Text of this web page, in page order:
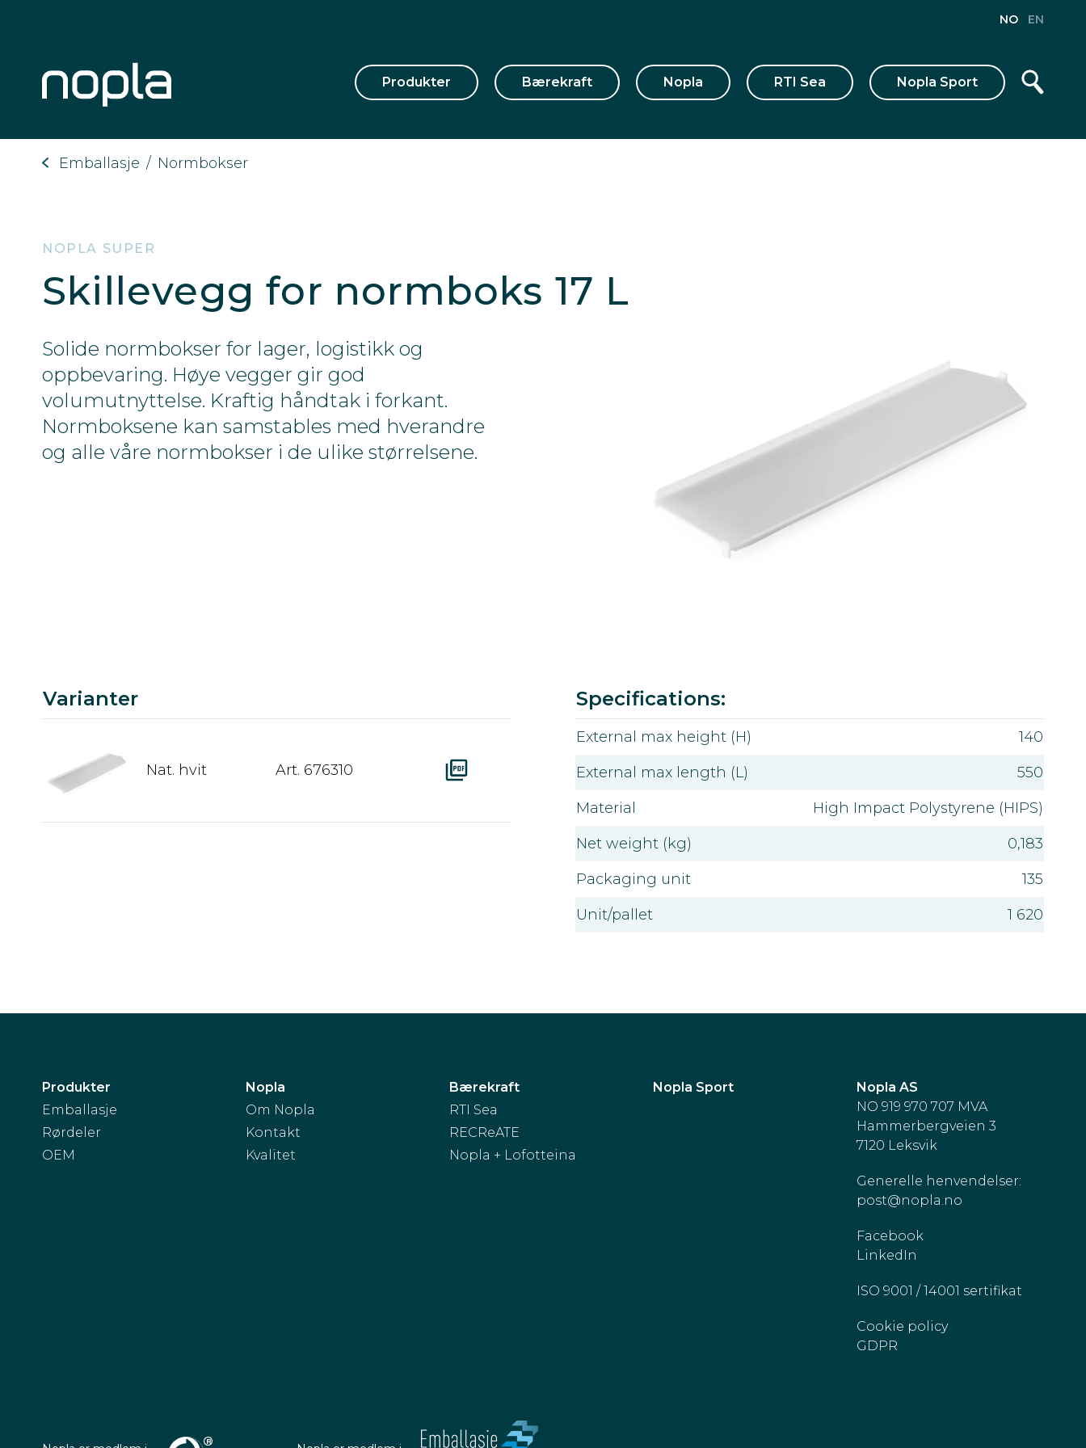
NO EN
Produkter Bærekraft Nopla RTI Sea Nopla Sport
Emballasje / Normbokser
NOPLA SUPER
Skillevegg for normboks 17 L
Solide normbokser for lager, logistikk og
oppbevaring. Høye vegger gir god
volumutnyttelse. Kraftig håndtak i forkant.
Normboksene kan samstables med hverandre
og alle våre normbokser i de ulike størrelsene.
Varianter Article number
Download pdf
Nat. hvit Art. 676310
Specifications:
External max height (H)
140
External max length (L)
550
Material
High Impact Polystyrene (HIPS)
Net weight (kg)
0,183
Packaging unit
135
Unit/pallet
1 620
Produkter
Emballasje
Rørdeler
OEM
Nopla
Om Nopla
Kontakt
Kvalitet
Bærekraft
RTI Sea
RECReATE
Nopla + Lofotteina
Nopla Sport
Nopla AS
NO 919 970 707 MVA
Hammerbergveien 3
7120 Leksvik
Generelle henvendelser:
post@nopla.no
Facebook
LinkedIn
ISO 9001 / 14001 sertifikat
Cookie policy
GDPR